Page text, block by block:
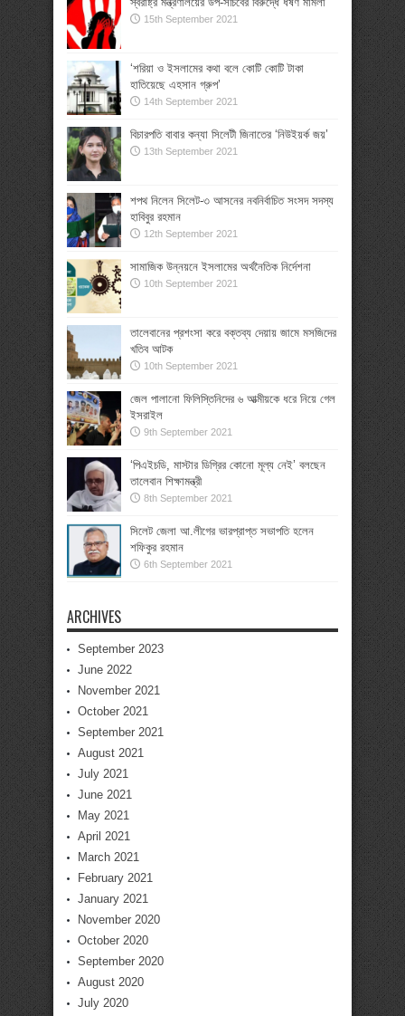
15th September 2021
‘শরিয়া ও ইসলামের কথা বলে কোটি কোটি টাকা
হাতিয়েছে এহসান গ্রুপ’
14th September 2021
বিচারপতি বাবার কন্যা সিলেটী জিনাতের ‘নিউইয়র্ক জয়’
13th September 2021
শপথ নিলেন সিলেট-৩ আসনের নবনির্বাচিত সংসদ সদস্য
হাবিবুর রহমান
12th September 2021
সামাজিক উন্নয়নে ইসলামের অর্থনৈতিক নির্দেশনা
10th September 2021
তালেবানের প্রশংসা করে বক্তব্য দেয়ায় জামে মসজিদের
খতিব আটক
10th September 2021
জেল পালানো ফিলিস্তিনিদের ৬ আত্মীয়কে ধরে নিয়ে গেল
ইসরাইল
9th September 2021
‘পিএইচডি, মাস্টার ডিগ্রির কোনো মূল্য নেই’ বলছেন
তালেবান শিক্ষামন্ত্রী
8th September 2021
সিলেট জেলা আ.লীগের ভারপ্রাপ্ত সভাপতি হলেন
শফিকুর রহমান
6th September 2021
ARCHIVES
September 2023
June 2022
November 2021
October 2021
September 2021
August 2021
July 2021
June 2021
May 2021
April 2021
March 2021
February 2021
January 2021
November 2020
October 2020
September 2020
August 2020
July 2020